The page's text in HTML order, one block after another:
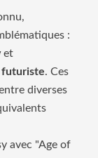
:
et
futuriste. Ces
diverses
avec "Age of